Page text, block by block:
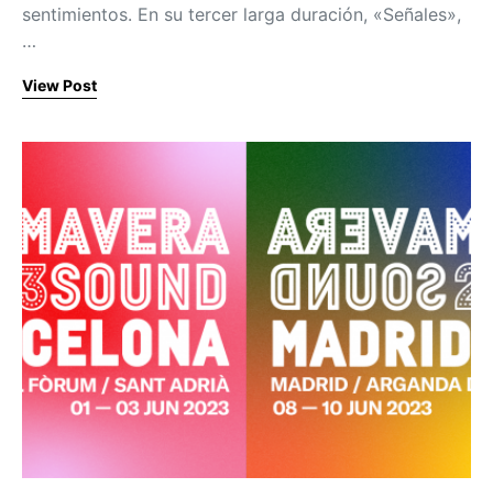
sentimientos. En su tercer larga duración, «Señales»,
…
View Post